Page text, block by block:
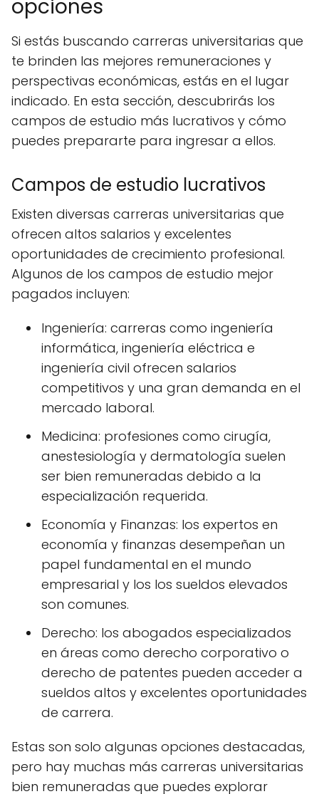
opciones
Si estás buscando carreras universitarias que
te brinden las mejores remuneraciones y
perspectivas económicas, estás en el lugar
indicado. En esta sección, descubrirás los
campos de estudio más lucrativos y cómo
puedes prepararte para ingresar a ellos.
Campos de estudio lucrativos
Existen diversas carreras universitarias que
ofrecen altos salarios y excelentes
oportunidades de crecimiento profesional.
Algunos de los campos de estudio mejor
pagados incluyen:
Ingeniería: carreras como ingeniería
informática, ingeniería eléctrica e
ingeniería civil ofrecen salarios
competitivos y una gran demanda en el
mercado laboral.
Medicina: profesiones como cirugía,
anestesiología y dermatología suelen
ser bien remuneradas debido a la
especialización requerida.
Economía y Finanzas: los expertos en
economía y finanzas desempeñan un
papel fundamental en el mundo
empresarial y los los sueldos elevados
son comunes.
Derecho: los abogados especializados
en áreas como derecho corporativo o
derecho de patentes pueden acceder a
sueldos altos y excelentes oportunidades
de carrera.
Estas son solo algunas opciones destacadas,
pero hay muchas más carreras universitarias
bien remuneradas que puedes explorar